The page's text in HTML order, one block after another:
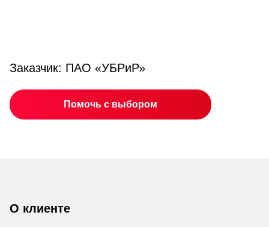
Заказчик: ПАО «УБРиР»
Помочь с выбором
О клиенте